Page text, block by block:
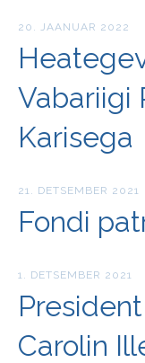
20. JAANUAR 2022
Vabariigi
Karisega
21. DETSEMBER 2021
Fondi
1. DETSEMBER 2021
Carolin